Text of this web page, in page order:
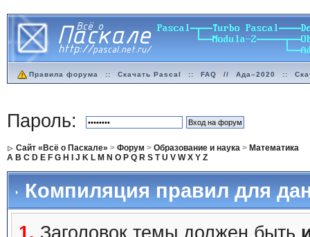
Правила форума :: Скачать Pascal :: FAQ // Ада–2020 ::
Пароль:
Сайт «Всё о Паскале» > Форум > Образование и наука> Математика
A B C D E F G H J K L M N O P Q R S T U V W X Y Z
Компиляция правил для
1. Заголовок темы должен быть